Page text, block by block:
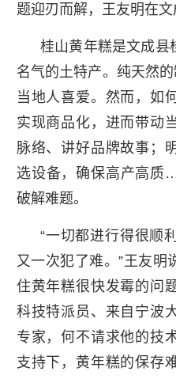
题迎刃而解，王友明在文
桂山黄年糕是文成县
名气的土特产。纯天然
当地人喜爱。然而，如
实现商品化，进而带动
脉络、讲好品牌故事；
选设备，确保高产高
破解难题。
“一切都进行得很顺
又一次犯了难。”王友明
住黄年糕很快发霉的问
科技特派员、来自宁波
专家，何不请求他的技
支持下，黄年糕的保存